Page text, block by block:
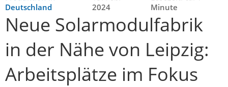
Deutschland
2024
Minute
Neue Solarmodulfabrik
in der Nähe von Leipzig:
Arbeitsplätze im Fokus